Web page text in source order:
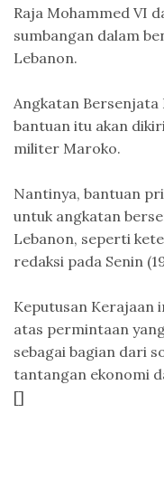
Raja Mohammed VI
sumbangan dalam
Lebanon.
Angkatan Bersenjata
bantuan itu akan
militer Maroko.
Nantinya, bantuan
untuk angkatan
Lebanon, seperti
redaksi pada Senin
Keputusan Kerajaan
atas permintaan
sebagai bagian dari
tantangan ekonomi
[]